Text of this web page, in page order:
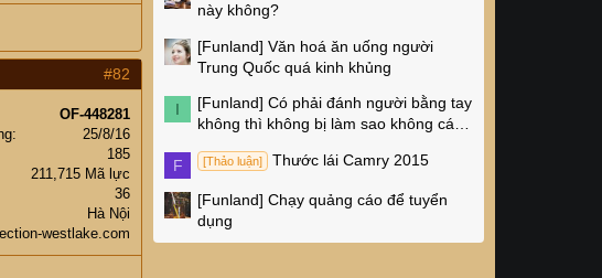
#82
OF-448281
25/8/16
185
211,715 Mã lực
36
Hà Nội
westlake.com
này không?
[Funland] Văn hoá ăn uống người
Trung Quốc quá kinh khủng
I [Funland] Có phải đánh người bằng tay
không thì không bị làm sao không các
F
[Thảo luận] Thước lái Camry 2015
[Funland] Chạy quảng cáo để tuyển
dụng